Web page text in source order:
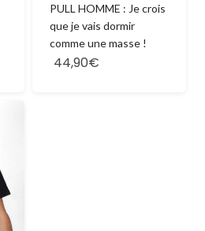
PULL HOMME : Je crois
que je vais dormir
comme une masse !
44,90€